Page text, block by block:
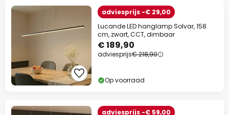
adviesprijs -€ 29,00
Lucande LED hanglamp Solvar, 158
cm, zwart, CCT, dimbaar
€ 189,90
adviesprijs€ 218,90
Op voorraad
adviesprijs -€ 59,00